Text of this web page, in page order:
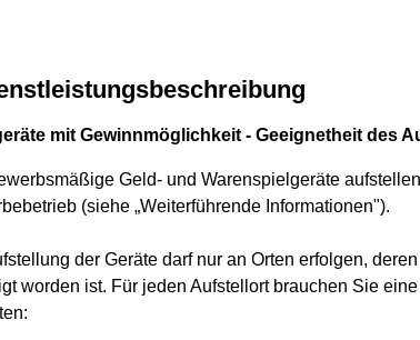
mit Gewinnmöglichkeit - Geeignetheit des
Geld- und Warenspielgeräte
(siehe „Weiterführende Informationen").
der Geräte darf nur an Orten erfolgen,
worden ist. Für jeden Aufstellort brauchen Sie